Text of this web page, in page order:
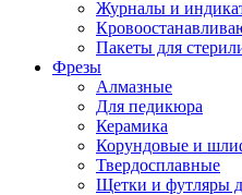
Журналы и
Пакеты для
Фрезы
Алмазные
Для педикюра
Керамика
Корундовые и
Твердосплавные
Щетки и футляры